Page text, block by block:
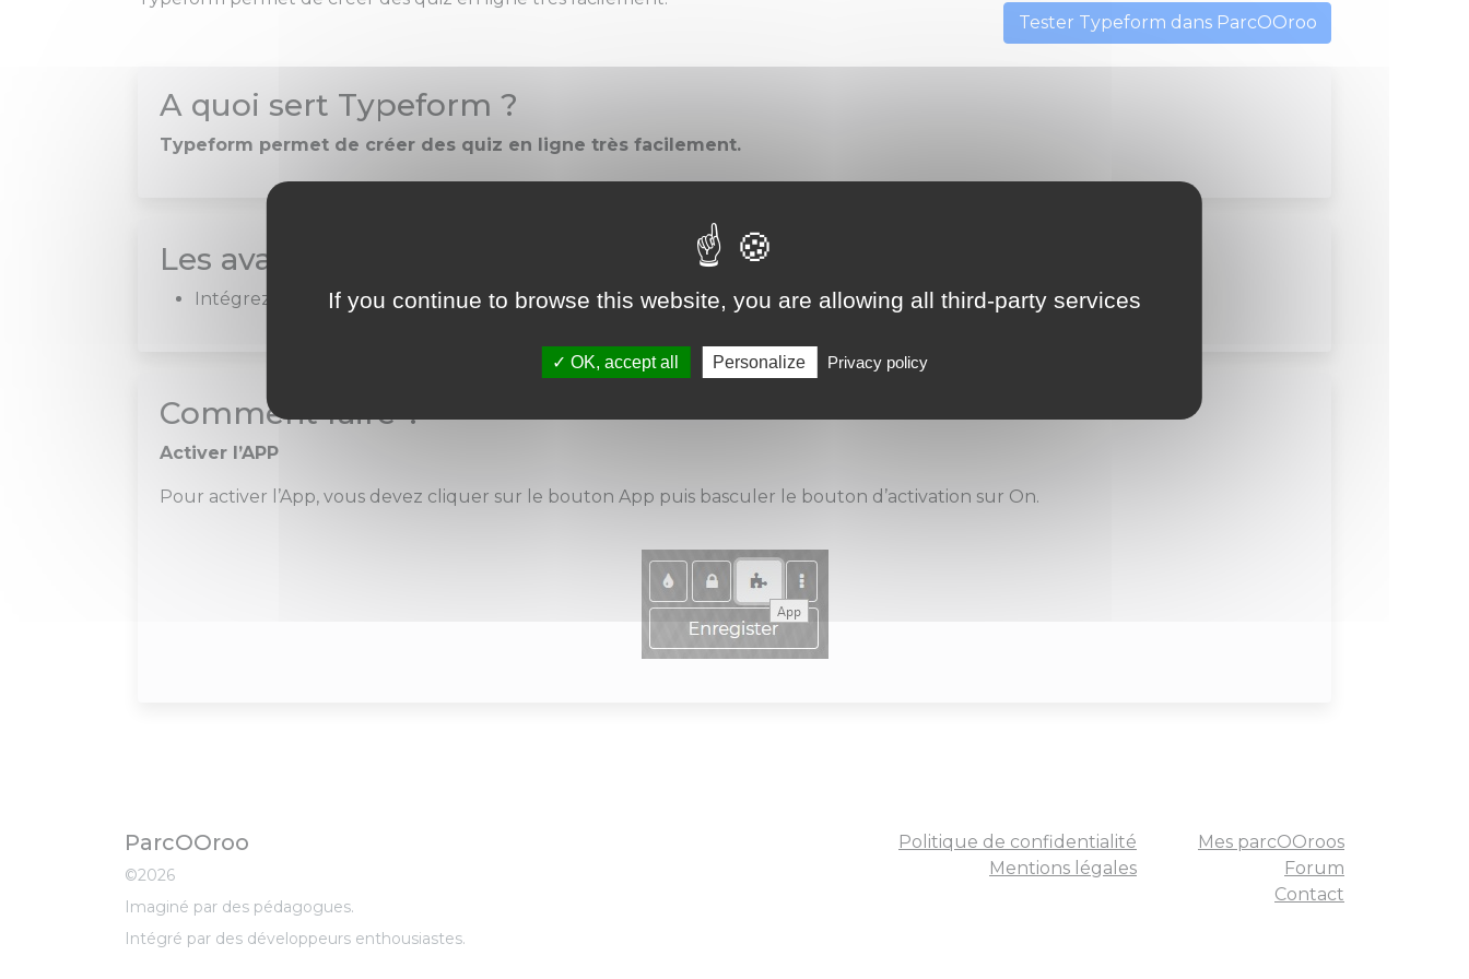
Tester Typeform dans ParcOOroo
A quoi sert Typeform ?
Typeform permet de créer des quiz en ligne très facilement.
Les avantages de l'intégration à ParcOOroo
Intégrez Typeform dans votre ParcOOroo
Comment faire ?
Activer l’APP
Pour activer l’App, vous devez cliquer sur le bouton App puis basculer le bouton d’activation sur On.
ParcOOroo
©2026
Imaginé par des pédagogues.
Intégré par des développeurs enthousiastes.
Politique de confidentialité
Mentions légales
Mes parcOOroos
Forum
Contact
If you continue to browse this website, you are allowing all third-party services
OK, accept all Personalize Privacy policy